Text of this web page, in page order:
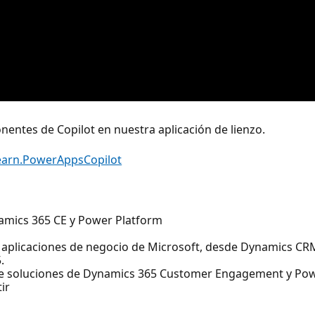
de Copilot en nuestra aplicación de lienzo.
365 CE y Power Platform
de negocio de Microsoft, desde Dynamics
de Dynamics 365 Customer Engagement y